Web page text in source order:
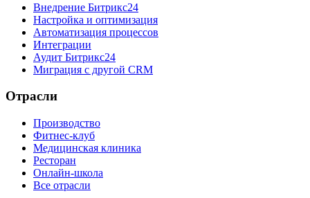
Внедрение Битрикс24
Настройка и оптимизация
Автоматизация процессов
Интеграции
Аудит Битрикс24
Миграция с другой CRM
Отрасли
Производство
Фитнес-клуб
Медицинская клиника
Ресторан
Онлайн-школа
Все отрасли